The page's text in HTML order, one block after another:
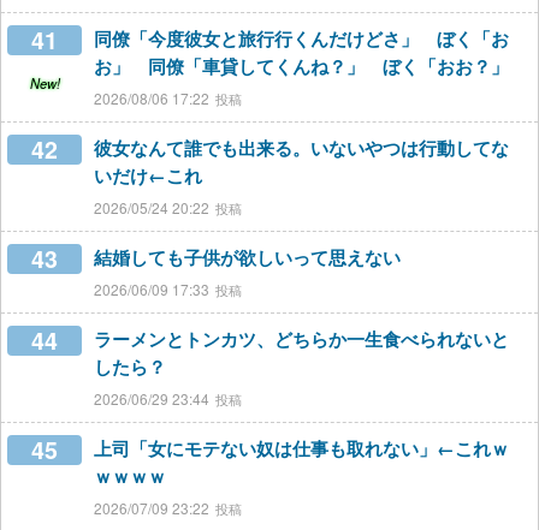
41
New!
同僚「今度彼女と旅行行くんだけどさ」 ぼく「お
お」 同僚「車貸してくんね？」 ぼく「おお？」
2026/08/06 17:22
42
彼女なんて誰でも出来る。いないやつは行動してな
いだけ←これ
2026/05/24 20:22
43 結婚しても子供が欲しいって思えない
2026/06/09 17:33
44
ラーメンとトンカツ、どちらか一生食べられないと
したら？
2026/06/29 23:44
45
上司「女にモテない奴は仕事も取れない」←これｗ
ｗｗｗｗ
2026/07/09 23:22